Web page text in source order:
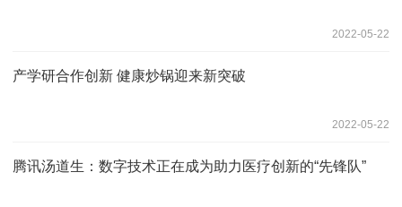
2022-05-22
产学研合作创新 健康炒锅迎来新突破
2022-05-22
腾讯汤道生：数字技术正在成为助力医疗创新的“先锋队”